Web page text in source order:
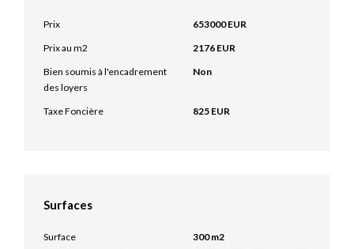
Prix
653000 EUR
Prix au m2
2176 EUR
Bien soumis à l'encadrement
des loyers
Non
Taxe Foncière 825 EUR
Surfaces
Surface 300 m2